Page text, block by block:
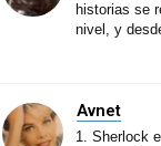
historias se
nivel, y
Avnet
1. Sherlock